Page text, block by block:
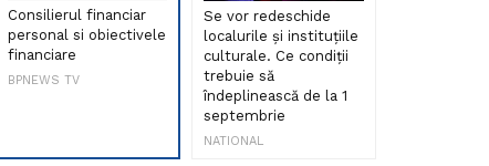
Consilierul financiar
personal si obiectivele
financiare
BPNEWS TV
Se vor redeschide
localurile și instituțiile
culturale. Ce condiții
trebuie să
îndeplinească de la 1
septembrie
NATIONAL